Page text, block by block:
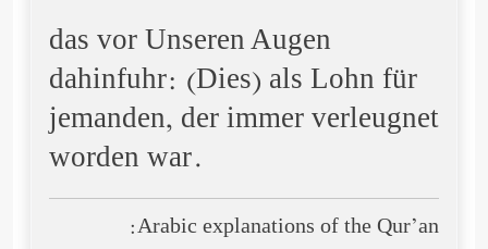
das vor Unseren Augen
dahinfuhr: (Dies) als Lohn für
jemanden, der immer verleugnet
worden war.
Arabic explanations of the Qur’an: